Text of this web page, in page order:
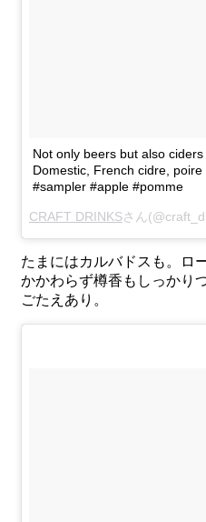
Not only beers but also
Domestic, French cidre,
#sampler #apple #pomme
CRAFT DRINKSさん
たまにはカルバドスも。ロ
かかわらず樽香もしっかり
ごたえあり。